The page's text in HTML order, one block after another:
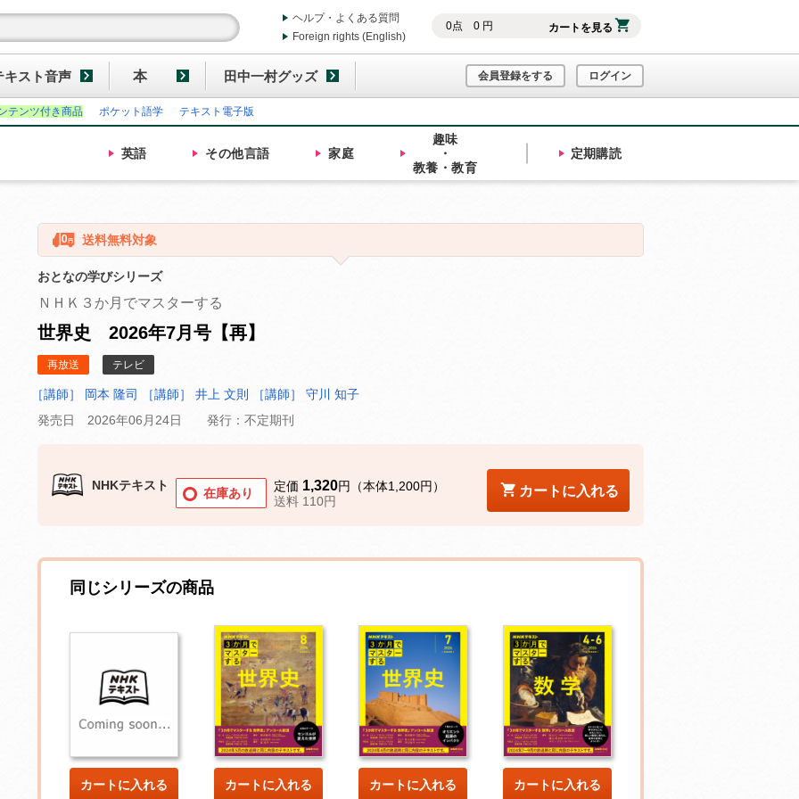
0点 0円 カートを見る
ヘルプ・よくある質問
Foreign rights (English)
キスト音声 本 田中一村グッズ 会員登録をする ログイン
テンツ付き商品 ポケット語学 テキスト電子版
英語 その他言語 家庭
趣味
・
教養・教育
定期購読
送料無料対象
おとなの学びシリーズ
ＮＨＫ３か月でマスターする
世界史 2026年7月号【再】
再放送 テレビ
［講師］ 岡本 隆司 ［講師］ 井上 文則
［講師］ 守川 知子
発売日 2026年06月24日
発行：不定期刊
NHKテキスト
在庫あり 定価 1,320円（本体1,200円）
送料 110円
カートに入れる
同じシリーズの商品
カートに入れる カートに入れる カートに入れる カートに入れる